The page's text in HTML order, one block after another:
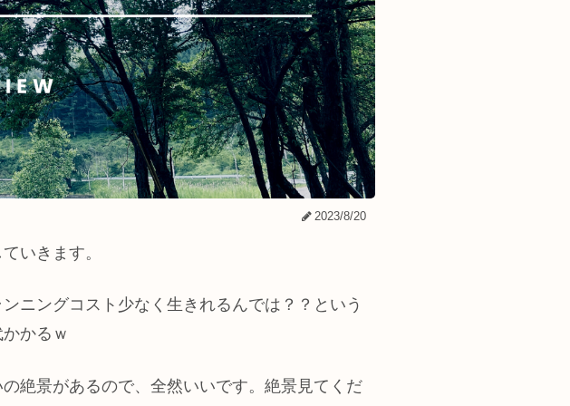
2023/8/20
いきます。
ニングコスト少なく生きれるんでは？？という
かるｗ
絶景があるので、全然いいです。絶景見てくだ